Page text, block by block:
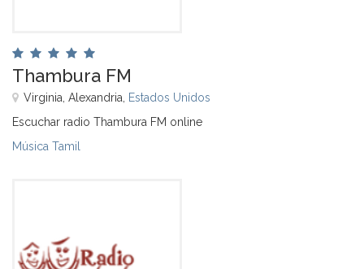
Thambura FM
Virginia, Alexandria, Estados Unidos
Escuchar radio Thambura FM online
Música Tamil